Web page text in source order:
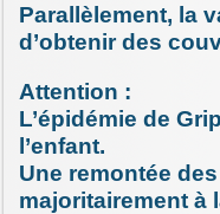
Parallèlement, la
d’obtenir des
Attention :
L’épidémie de
l’enfant.
Une remontée
majoritairement à